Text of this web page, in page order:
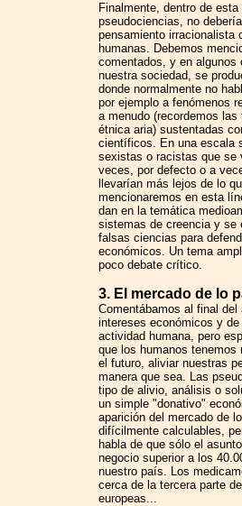
Finalmente, dentro de
pseudociencias, no
pensamiento irracionalista
humanas. Debemos
comentados, y en algunos
nuestra sociedad, se
donde normalmente no
por ejemplo a fenómenos
a menudo (recordemos
étnica aria) sustentadas
científicos. En una escala
sexistas o racistas que se
veces, por defecto o a
llevarían más lejos de lo
mencionaremos en esta
dan en la temática
sistemas de creencia y se
falsas ciencias para
económicos. Un tema
poco debate crítico.
3. El mercado de lo
Comentábamos al final
intereses económicos y
actividad humana, pero
que los humanos tenemos
el futuro, aliviar nuestras
manera que sea. Las
tipo de alivio, análisis o
un simple "donativo"
aparición del mercado de
difícilmente calculables,
habla de que sólo el
negocio superior a los
nuestro país. Los
cerca de la tercera parte
europeas...